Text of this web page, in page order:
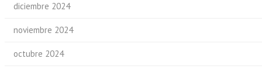
diciembre 2024
noviembre 2024
octubre 2024